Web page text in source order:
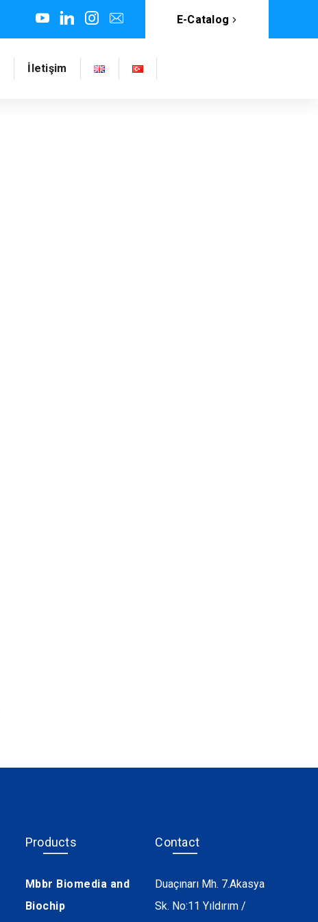
E-Catalog
İletişim
Products
Mbbr Biomedia and
Biochip
Contact
Duaçınarı Mh. 7.Akasya
Sk. No:11 Yıldırım /